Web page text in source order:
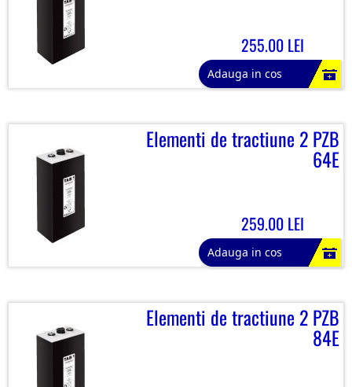
255.00 LEI
Adauga in cos
Elementi de tractiune 2 PZB
64E
259.00 LEI
Adauga in cos
Elementi de tractiune 2 PZB
84E